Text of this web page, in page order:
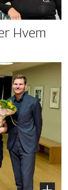
Hvem